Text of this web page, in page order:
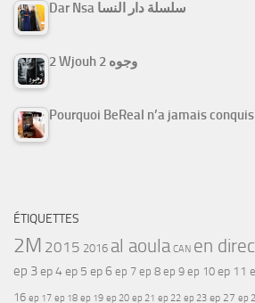
Dar Nsa سلسلة دار النسا
2 Wjouh 2 وجوه
Pourquoi BeReal n’a jamais
ÉTIQUETTES
2M 2015 2016 al aoula CAN en
ep 3ep 4ep 5 ep 6 ep 7 ep 8 ep 9 ep 10 ep 11
16 ep 17 ep 18 ep 19 ep 20 ep 21 ep 22 ep 23 ep 27 ep